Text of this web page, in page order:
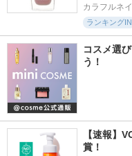
カラフルネ
ランキングIN
コスメ選
う！
【速報】
賞！